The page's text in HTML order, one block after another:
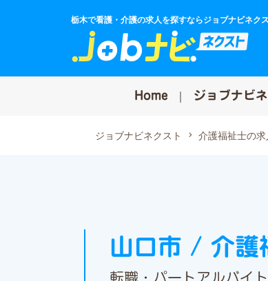
栃木で看護・介護の求人を探すならジョブナビネクス
Home ジョブナビ
ジョブナビネクスト 介護福祉士の求
山口市 / 介護
転職・パートアルバイ